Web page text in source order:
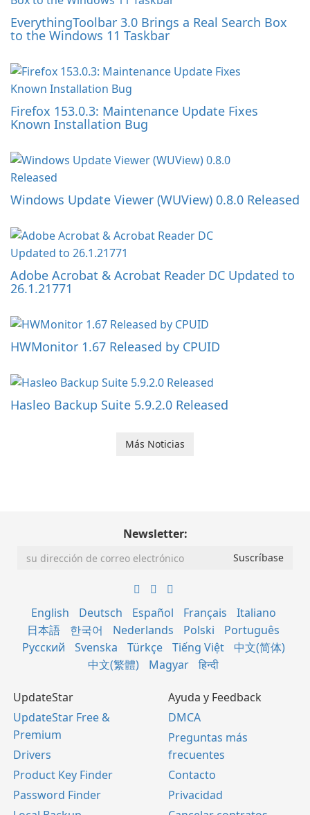
EverythingToolbar 3.0 Brings a Real Search Box
to the Windows 11 Taskbar
Firefox 153.0.3: Maintenance Update Fixes
Known Installation Bug
Windows Update Viewer (WUView) 0.8.0 Released
Adobe Acrobat & Acrobat Reader DC Updated to
26.1.21771
HWMonitor 1.67 Released by CPUID
Hasleo Backup Suite 5.9.2.0 Released
Más Noticias
Newsletter:
English Deutsch Español Français
Italiano
日本語
한국어 Nederlands Polski
Português
Русский
Svenska Türkçe Tiếng Việt
中文(简体)
中文(繁體)
Magyar हिन्दी
UpdateStar
UpdateStar Free &
Premium
Drivers
Product Key Finder
Password Finder
Ayuda y Feedback
DMCA
Preguntas más
frecuentes
Contacto
Privacidad